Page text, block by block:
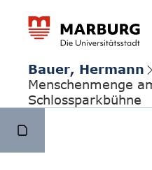
Bauer, Hermann
Menschenmenge
Schlossparkbühne